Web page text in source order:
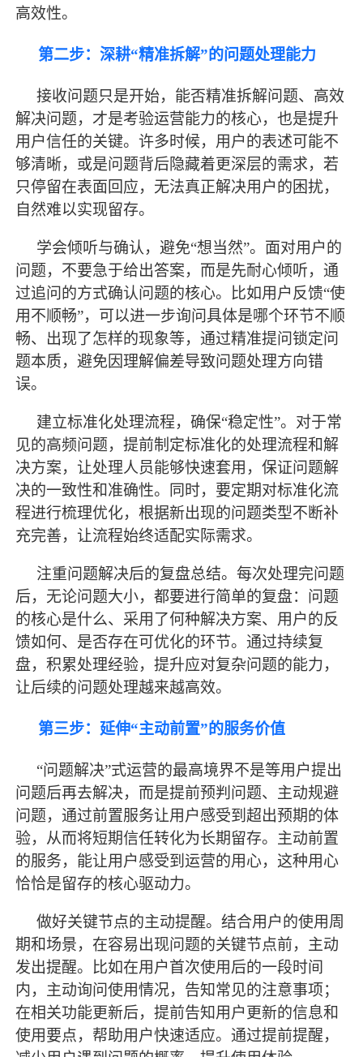
高效性。
第二步：深耕“精准拆解”的问题处理能力
接收问题只是开始，能否精准拆解问题、高效
解决问题，才是考验运营能力的核心，也是提升
用户信任的关键。许多时候，用户的表述可能不
够清晰，或是问题背后隐藏着更深层的需求，若
只停留在表面回应，无法真正解决用户的困扰，
自然难以实现留存。
学会倾听与确认，避免“想当然”。面对用户的
问题，不要急于给出答案，而是先耐心倾听，通
过追问的方式确认问题的核心。比如用户反馈“使
用不顺畅”，可以进一步询问具体是哪个环节不顺
畅、出现了怎样的现象等，通过精准提问锁定问
题本质，避免因理解偏差导致问题处理方向错
误。
建立标准化处理流程，确保“稳定性”。对于常
见的高频问题，提前制定标准化的处理流程和解
决方案，让处理人员能够快速套用，保证问题解
决的一致性和准确性。同时，要定期对标准化流
程进行梳理优化，根据新出现的问题类型不断补
充完善，让流程始终适配实际需求。
注重问题解决后的复盘总结。每次处理完问题
后，无论问题大小，都要进行简单的复盘：问题
的核心是什么、采用了何种解决方案、用户的反
馈如何、是否存在可优化的环节。通过持续复
盘，积累处理经验，提升应对复杂问题的能力，
让后续的问题处理越来越高效。
第三步：延伸“主动前置”的服务价值
“问题解决”式运营的最高境界不是等用户提出
问题后再去解决，而是提前预判问题、主动规避
问题，通过前置服务让用户感受到超出预期的体
验，从而将短期信任转化为长期留存。主动前置
的服务，能让用户感受到运营的用心，这种用心
恰恰是留存的核心驱动力。
做好关键节点的主动提醒。结合用户的使用周
期和场景，在容易出现问题的关键节点前，主动
发出提醒。比如在用户首次使用后的一段时间
内，主动询问使用情况，告知常见的注意事项；
在相关功能更新后，提前告知用户更新的信息和
使用要点，帮助用户快速适应。通过提前提醒，